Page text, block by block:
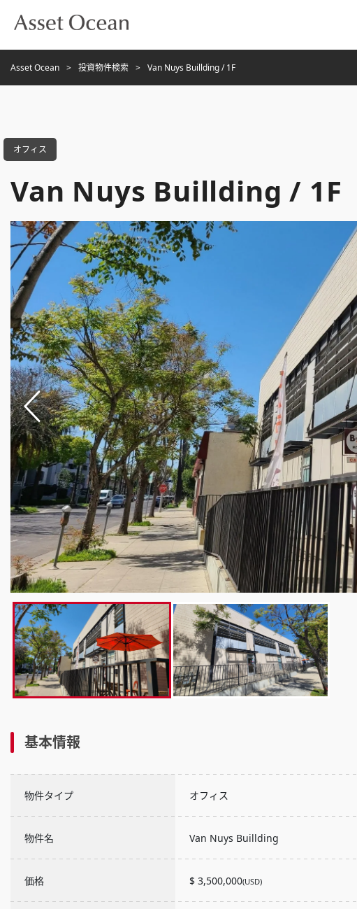
Asset Ocean 投資物件検索 Van Nuys Buillding / 1F
オフィス
Van Nuys Buillding / 1F
基本情報
物件タイプ オフィス
物件名 Van Nuys Buillding
価格 $ 3,500,000(USD)